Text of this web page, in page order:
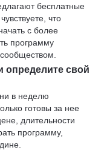
бесплатные
что
с более
программу
определите свой
в неделю
готовы за нее
длительности
программу,